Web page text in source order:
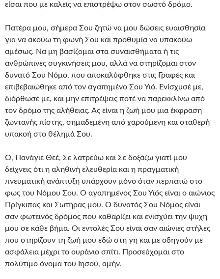
είσαι που με καλείς να επιστρέψω στον σωστό δρόμο.
Πατέρα μου, σήμερα Σου ζητώ να μου δώσεις ευαισθησία
για να ακούω τη φωνή Σου και προθυμία να υπακούω
αμέσως. Να μη βασίζομαι στα συναισθήματα ή τις
ανθρώπινες συγκινήσεις μου, αλλά να στηρίζομαι στον
δυνατό Σου Νόμο, που αποκαλύφθηκε στις Γραφές και
επιβεβαιώθηκε από τον αγαπημένο Σου Υιό. Ενίσχυσέ με,
διόρθωσέ με, και μην επιτρέψεις ποτέ να παρεκκλίνω από
τον δρόμο της αλήθειας. Ας είναι η ζωή μου μια έκφραση
ζωντανής πίστης, σημαδεμένη από χαρούμενη και σταθερή
υπακοή στο θέλημά Σου.
Ω, Πανάγιε Θεέ, Σε λατρεύω και Σε δοξάζω γιατί μου
δείχνεις ότι η αληθινή ελευθερία και η πραγματική
πνευματική ανάπτυξη υπάρχουν μόνο όταν περπατώ στο
φως του Νόμου Σου. Ο αγαπημένος Σου Υιός είναι ο αιώνιος
Πρίγκιπας και Σωτήρας μου. Ο δυνατός Σου Νόμος είναι
σαν φωτεινός δρόμος που καθαρίζει και ενισχύει την ψυχή
μου σε κάθε βήμα. Οι εντολές Σου είναι σαν αιώνιες στήλες
που στηρίζουν τη ζωή μου εδώ στη γη και με οδηγούν με
ασφάλεια μέχρι το ουράνιο σπίτι. Προσεύχομαι στο
πολύτιμο όνομα του Ιησού, αμήν.